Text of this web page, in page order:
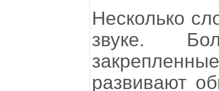
Несколько
звуке.
развивают